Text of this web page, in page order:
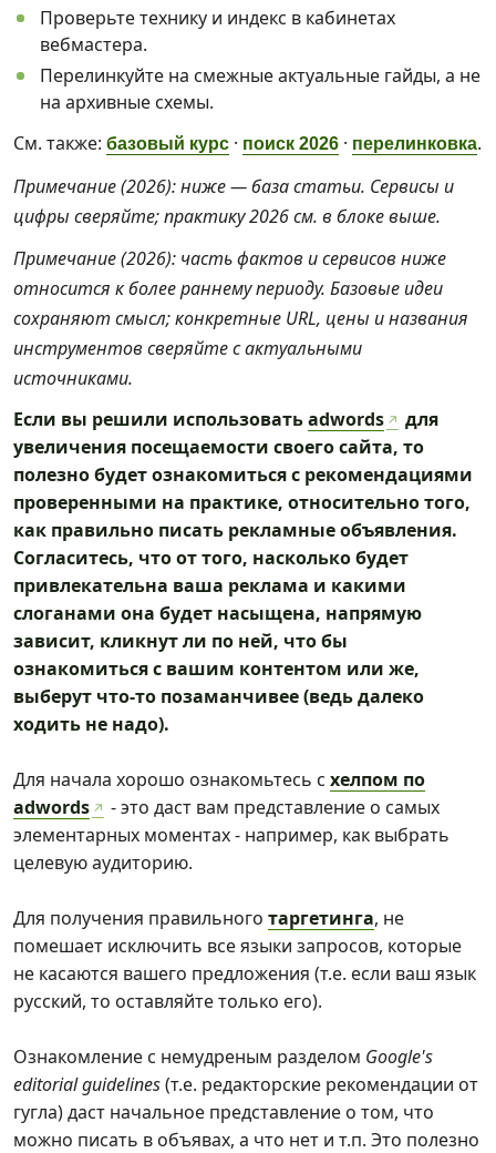
Проверьте технику и индекс в кабинетах
вебмастера.
Перелинкуйте на смежные актуальные гайды, а не
на архивные схемы.
См. также: базовый курс · поиск 2026 · перелинковка.
Примечание (2026): ниже — база статьи. Сервисы и
цифры сверяйте; практику 2026 см. в блоке выше.
Примечание (2026): часть фактов и сервисов ниже
относится к более раннему периоду. Базовые идеи
сохраняют смысл; конкретные URL, цены и названия
инструментов сверяйте с актуальными
источниками.
Если вы решили использоватьadwords
для
увеличения посещаемости своего сайта, то
полезно будет ознакомиться с рекомендациями
проверенными на практике, относительно того,
как правильно писать рекламные объявления.
Согласитесь, что от того, насколько будет
привлекательна ваша реклама и какими
слоганами она будет насыщена, напрямую
зависит, кликнут ли по ней, что бы
ознакомиться с вашим контентом или же,
выберут что-то позаманчивее (ведь далеко
ходить не надо).
Для начала хорошо ознакомьтесь с хелпом по
adwords
- это даст вам представление о самых
элементарных моментах - например, как выбрать
целевую аудиторию.
Для получения правильного таргетинга, не
помешает исключить все языки запросов, которые
не касаются вашего предложения (т.е. если ваш язык
русский, то оставляйте только его).
Ознакомление с немудреным разделом Google's
editorial guidelines(т.е. редакторские рекомендации от
гугла) даст начальное представление о том, что
можно писать в объявах, а что нет и т.п. Это полезно